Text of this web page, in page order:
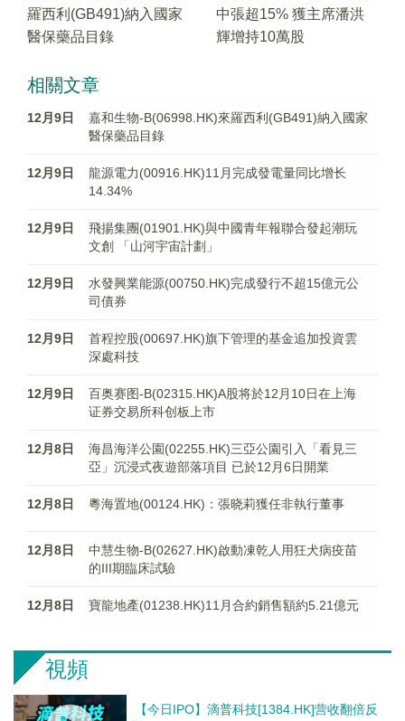
羅西利(GB491)納入國家
醫保藥品目錄
中張超15% 獲主席潘洪
輝增持10萬股
相關文章
12月9日
嘉和生物-B(06998.HK)來羅西利(GB491)納入國家
醫保藥品目錄
12月9日
龍源電力(00916.HK)11月完成發電量同比增长
14.34%
12月9日
飛揚集團(01901.HK)與中國青年報聯合發起潮玩
文創 「山河宇宙計劃」
12月9日
水發興業能源(00750.HK)完成發行不超15億元公
司債券
12月9日
首程控股(00697.HK)旗下管理的基金追加投資雲
深處科技
12月9日
百奥赛图-B(02315.HK)A股将於12月10日在上海
证券交易所科创板上市
12月8日
海昌海洋公園(02255.HK)三亞公園引入「看見三
亞」沉浸式夜遊部落項目 已於12月6日開業
12月8日 粵海置地(00124.HK)：張晓莉獲任非執行董事
12月8日
中慧生物-B(02627.HK)啟動凍乾人用狂犬病疫苗
的III期臨床試驗
12月8日 寶龍地產(01238.HK)11月合約銷售額約5.21億元
視頻
【今日IPO】滴普科技[1384.HK]营收翻倍反